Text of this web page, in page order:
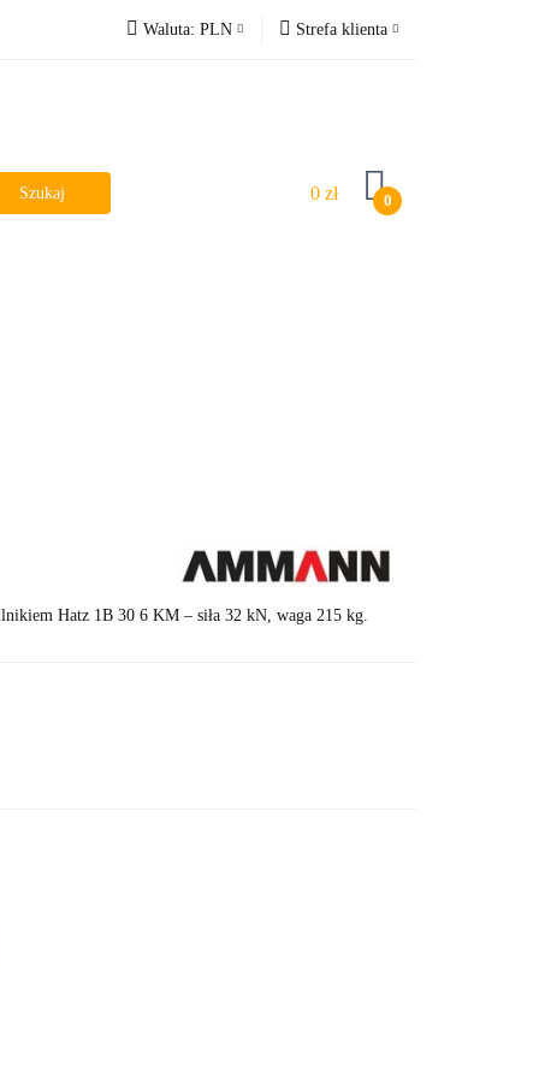
Waluta: PLN Strefa klienta
0 zł 0
Hatz 1B 30 6 KM – siła 32 kN, waga 215 kg.